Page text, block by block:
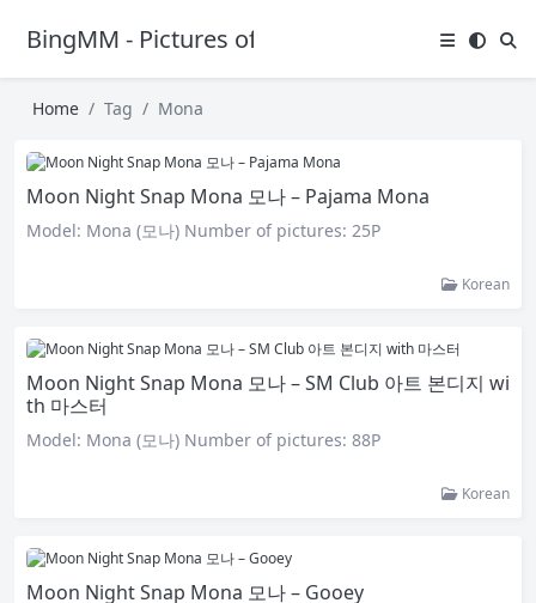
BingMM - Pictures of Sexy Girl
Home Tag Mona
Moon Night Snap Mona 모나 – Pajama Mona
Model: Mona (모나) Number of pictures: 25P
Korean
Moon Night Snap Mona 모나 – SM Club 아트 본디지 wi
th 마스터
Model: Mona (모나) Number of pictures: 88P
Korean
Moon Night Snap Mona 모나 – Gooey